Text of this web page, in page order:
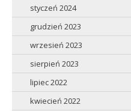
styczeń 2024
grudzień 2023
wrzesień 2023
sierpień 2023
lipiec 2022
kwiecień 2022